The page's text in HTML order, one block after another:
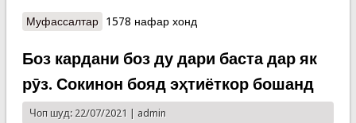
Муфассалтаро Ширкати хизматчиёни ҳарбии КҲФ дар
1578 нафар хонд
Боз кардани боз ду дари баста дар як
рӯз. Сокинон бояд эҳтиёткор бошанд
Чоп шуд: 22/07/2021 | admin